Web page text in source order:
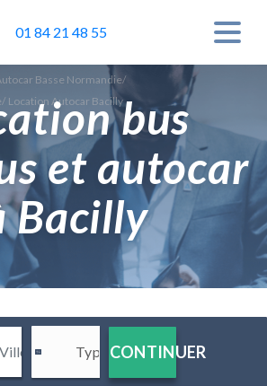
01 84 21 48 55
Basse Normandie/
/ Location Autocar Bacillybus
et autocar
Bacilly
CONTINUER